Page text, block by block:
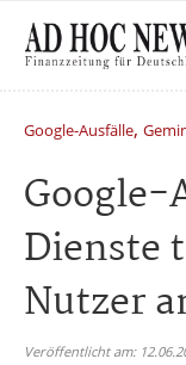
Google-Ausfälle,
Dienste
Nutzer
Veröffentlicht am: